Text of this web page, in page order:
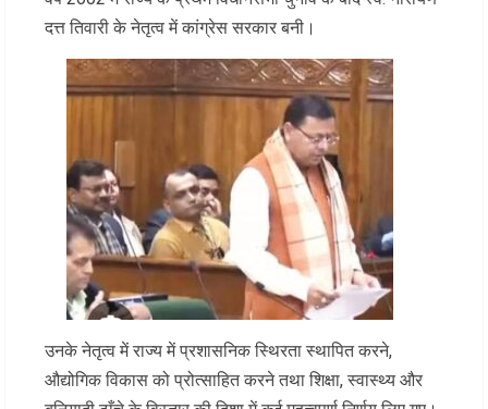
दत्त तिवारी के नेतृत्व में कांग्रेस सरकार बनी।
उनके नेतृत्व में राज्य में प्रशासनिक स्थिरता स्थापित करने,
औद्योगिक विकास को प्रोत्साहित करने तथा शिक्षा, स्वास्थ्य और